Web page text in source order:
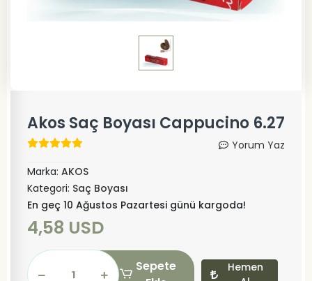
Akos Saç Boyası Cappucino 6.27
Yorum Yaz
Marka: AKOS
Kategori: Saç Boyası
En geç 10 Ağustos Pazartesi günü kargoda!
4,58 USD
Sepete
Hemen